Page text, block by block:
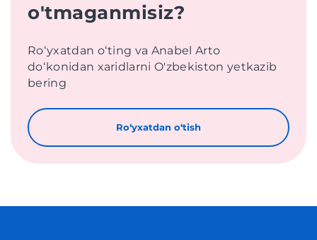
o'tmaganmisiz?
Roʻyxatdan oʻting va Anabel Arto
doʻkonidan xaridlarni O'zbekiston yetkazib
bering
Roʻyxatdan oʻtish